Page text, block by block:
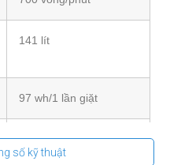
141 lít
97 wh/1 lần giặt
Dây Curoa
số kỹ thuật